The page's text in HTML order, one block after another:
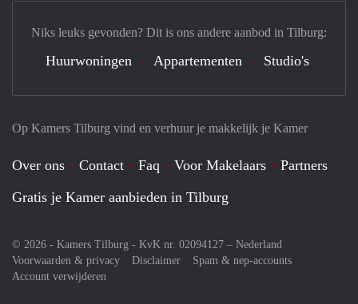
Op Kamers Tilburg vind en verhuur je makkelijk je Kamer
Over ons Contact Faq Voor Makelaars
Partners
Gratis je Kamer aanbieden in Tilburg
© 2026 - Kamers Tilburg - KvK nr. 02094127 – Nederland
Voorwaarden & privacy
Disclaimer
Spam & nep-accounts
Account verwijderen
Niks leuks gevonden? Dit is ons andere aanbod in Tilburg:
Huurwoningen Appartementen Studio's